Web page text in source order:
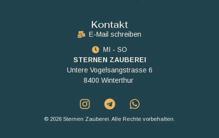
Kontakt
E-Mail schreiben
MI - SO
STERNEN ZAUBEREI
Untere Vogelsangstrasse 6
8400 Winterthur
© 2026 Sternen Zauberei. Alle Rechte vorbehalten.